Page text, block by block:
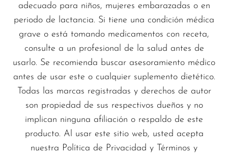
adecuado para niños, mujeres embarazadas o en
periodo de lactancia. Si tiene una condición médica
grave o está tomando medicamentos con receta,
consulte a un profesional de la salud antes de
usarlo. Se recomienda buscar asesoramiento médico
antes de usar este o cualquier suplemento dietético.
Todas las marcas registradas y derechos de autor
son propiedad de sus respectivos dueños y no
implican ninguna afiliación o respaldo de este
producto. Al usar este sitio web, usted acepta
nuestra Política de Privacidad y Términos y